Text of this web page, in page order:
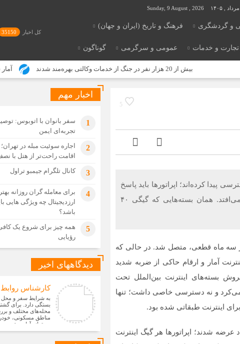
Sunday, 9 August , 2026
و گردشگری فرهنگ و تاریخ (ایران و جهان)
و خدمات عمومی و سرگرمی گوناگون
کل اخبار 35150
آمار شهدای جنگ رمضان؛ 3519
5
پیدا کرده‌اند؛ اپراتورها باید پاسخ
دهند که چه اتفاقی برای بسته‌های اینترنت پرو که توسط آن‌ها ارئه شد، می‌افتد. همان بسته‌هایی که گیگی ۴۰
سه ماه قطعی، متصل شد. در حالی که
آمار و ارقام حاکی از ضربه شدید
بسته‌های اینترنت بین‌الملل تحت
می‌کرد و نه دسترسی خاصی داشت؛ تنها
اینترنت طبقاتی شده بود.
عرضه شدند؛ اپراتورها هر گیگ اینترنت
اخبار مهم
1
سفر بانوان با اتوبوس:
تجربه‌ای ایمن
2
اجاره سوئیت مبله در
اقامت راحت‌تر از هتل با
3 کانال تلگرام جیمبو تراول
4
برای معامله گران روزانه
ارزدیجیتال چه ویژگی هایی
باشد؟
5
همه چیز برای شروع یک
رؤیایی
دیدگاههای اخیر
کارشناس
به شرایط سفر و محل
بستگی دارد. برای
محله‌های مختلف و
مناطق مسکونی،
می‌تواند آزادی ع
سعید پوراحمدی
برای خانواده‌ای که اولین بار به
ماربیا سفر می‌کند، بهتر است از
همان ابتدا ماشین اجاره کند یا